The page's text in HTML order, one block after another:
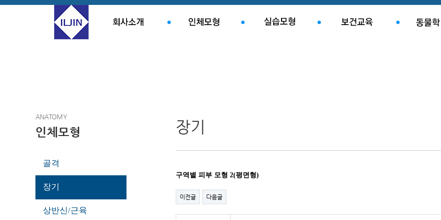
ANATOMY
인체모형
골격
장기
상반신/근육
장기
구역별 피부 모형 2(평면형)
이전글 다음글